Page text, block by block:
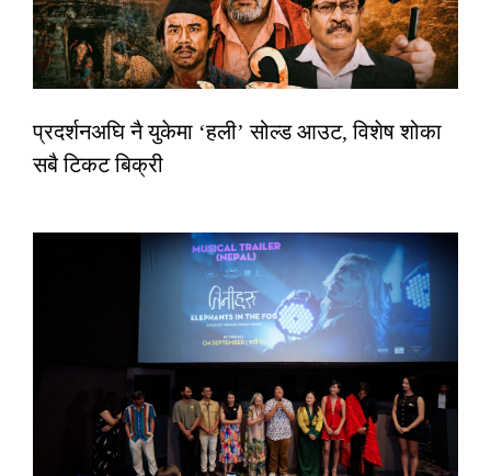
प्रदर्शनअघि नै युकेमा ‘हली’ सोल्ड आउट, विशेष शोका
सबै टिकट बिक्री